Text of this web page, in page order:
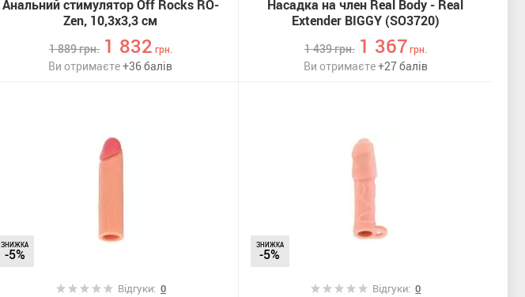
Анальний стимулятор Off Rocks RO-
Zen, 10,3х3,3 см
1 889грн. 1 832 грн.
Ви отримаєте+36балів
Насадка на член Real Body - Real
Extender BIGGY (SO3720)
1 439грн. 1 367грн.
Ви отримаєте+27балів
ЗНИЖКА
-5%
Відгуки: 0
ЗНИЖКА
-5%
Відгуки:0